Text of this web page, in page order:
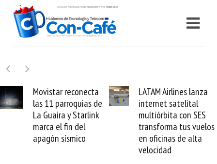
LATAM Airlines lanza
internet satelital
multiórbita con SES
transforma tus vuelos
en oficinas de alta
Samsung Galaxy Z
Fold8 la novedad
plegable y un
formato fácil de
enamorse